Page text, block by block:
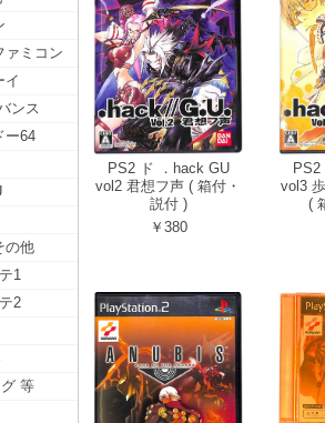
ァミコン
イ
ンス
ー64
の他
1
2
等
PS2 ド ．hack GU
vol2 君想フ声 ( 箱付・
説付 )
￥380
PS2
vol3
(